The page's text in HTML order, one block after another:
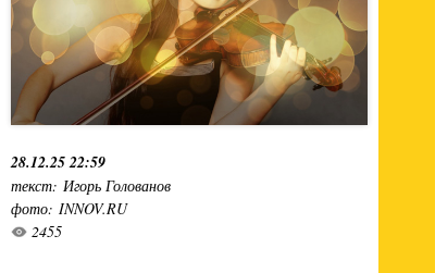
28.12.25 22:59
текст: Игорь Голованов
фото: INNOV.RU
2455